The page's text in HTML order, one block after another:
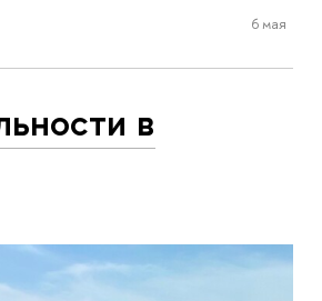
6 мая
в